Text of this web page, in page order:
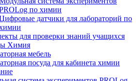
по химии
датчики для лабораторий по
для проверки знаний учащихся
Химия
мебель
посуда для кабинета химии